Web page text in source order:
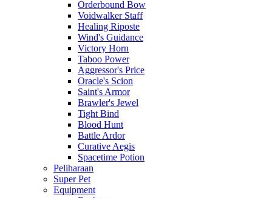
Orderbound Bow
Voidwalker Staff
Healing Riposte
Wind's Guidance
Victory Horn
Taboo Power
Aggressor's Price
Oracle's Scion
Saint's Armor
Brawler's Jewel
Tight Bind
Blood Hunt
Battle Ardor
Curative Aegis
Spacetime Potion
Peliharaan
Super Pet
Equipment